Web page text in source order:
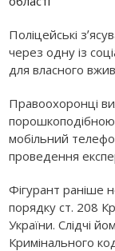
Поліцейські
через одну із
для власного
Правоохоронці
мобільний
проведення
Фігурант раніше
порядку ст. 208
України. Слідчі
Кримінального